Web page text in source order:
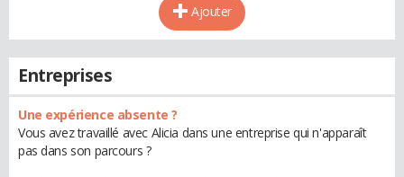
Ajouter
Entreprises
Une expérience absente ?
Vous avez travaillé avec Alicia dans une entreprise qui n'apparaît
pas dans son parcours ?